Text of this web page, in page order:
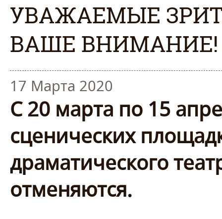
УВАЖАЕМЫЕ
ВАШЕ ВНИМАНИЕ!
17 Марта 2020
С 20 марта по 15
сценических
драматического
отменяются.